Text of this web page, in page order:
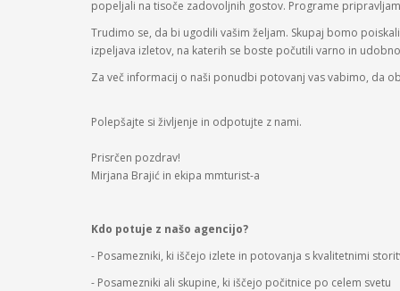
popeljali na tisoče zadovoljnih gostov. Programe
Trudimo se, da bi ugodili vašim željam. Skupaj bomo
izpeljava izletov, na katerih se boste počutili varno in
Za več informacij o naši ponudbi potovanj vas vabimo, da
Polepšajte si življenje in odpotujte z nami.
Prisrčen pozdrav!
Mirjana Brajić in ekipa mmturist-a
Kdo potuje z našo agencijo?
- Posamezniki, ki iščejo izlete in potovanja s kvalitetnimi
- Posamezniki ali skupine, ki iščejo počitnice po celem svetu